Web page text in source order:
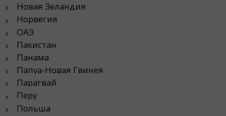
Новая Зеландия
Норвегия
ОАЭ
Пакистан
Панама
Папуа-Новая Гвинея
Парагвай
Перу
Польша